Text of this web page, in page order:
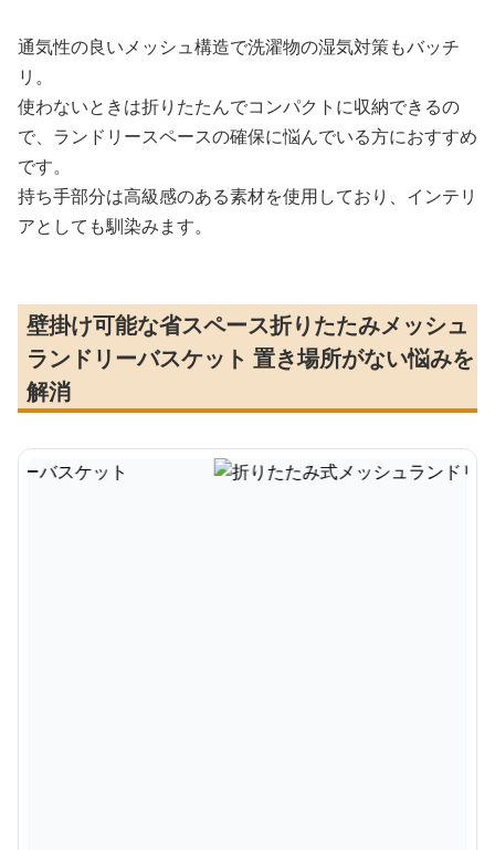
通気性の良いメッシュ構造で洗濯物の湿気対策もバッチ
リ。
使わないときは折りたたんでコンパクトに収納できるの
で、ランドリースペースの確保に悩んでいる方におすすめ
です。
持ち手部分は高級感のある素材を使用しており、インテリ
アとしても馴染みます。
壁掛け可能な省スペース折りたたみメッシュ
ランドリーバスケット 置き場所がない悩みを
解消